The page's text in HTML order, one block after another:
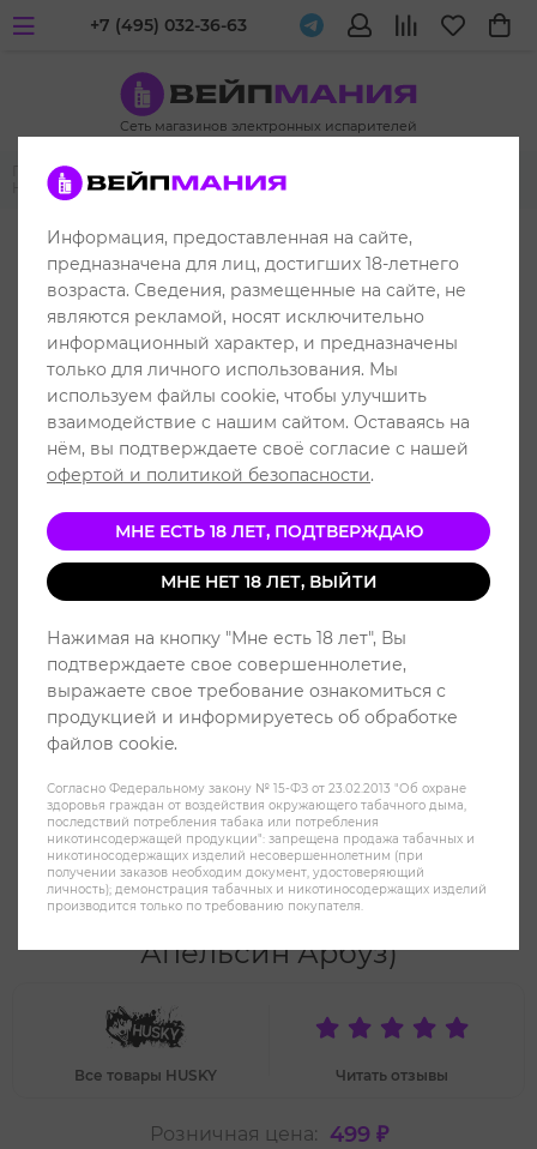
Сеть магазинов электронных испарителей
+7 (495) 032-36-63
Главная
Жидкости для вейпа и электронных испарителей
Husky
Husky Salt (Malasian)
РАСПРОДАЖА
Жидкость HUSKY Malaysian Salt
(20MG) 30 ml - Miri (Киви
Апельсин Арбуз)
Все товары HUSKY Читать отзывы
Розничная цена: 499 ₽
Информация, предоставленная на сайте,
предназначена для лиц, достигших 18-летнего
возраста. Сведения, размещенные на сайте, не
являются рекламой, носят исключительно
информационный характер, и предназначены
только для личного использования. Мы
используем файлы cookie, чтобы улучшить
взаимодействие с нашим сайтом. Оставаясь на
нём, вы подтверждаете своё согласие с нашей
офертой и политикой безопасности.
МНЕ ЕСТЬ 18 ЛЕТ, ПОДТВЕРЖДАЮ
МНЕ НЕТ 18 ЛЕТ, ВЫЙТИ
Нажимая на кнопку "Мне есть 18 лет", Вы
подтверждаете свое совершеннолетие,
выражаете свое требование ознакомиться с
продукцией и информируетесь об обработке
файлов cookie.
Согласно Федеральному закону № 15-ФЗ от 23.02.2013 "Об охране
здоровья граждан от воздействия окружающего табачного дыма,
последствий потребления табака или потребления
никотинсодержащей продукции": запрещена продажа табачных и
никотиносодержащих изделий несовершеннолетним (при
получении заказов необходим документ, удостоверяющий
личность); демонстрация табачных и никотиносодержащих изделий
производится только по требованию покупателя.